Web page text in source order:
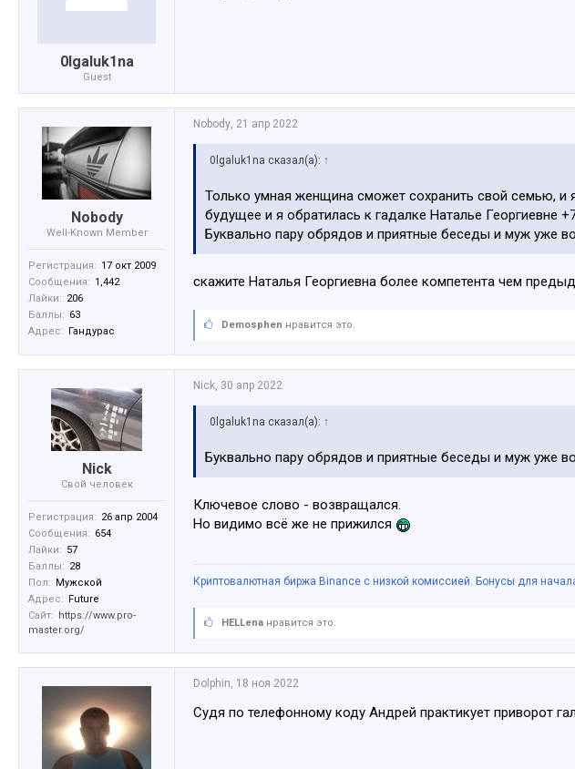
0lgaluk1na
Guest
Nobody
Well-Known Member
Регистрация: 17 окт 2009
Сообщения: 1,442
Лайки: 206
Баллы: 63
Адрес:
Гандурас
Nobody, 21 апр 2022
0lgaluk1na сказал(а): ↑
Только умная женщина сможет сохранить свой семью, и
будущее и я обратилась к гадалке Наталье Георгиевне
Буквально пару обрядов и приятные беседы и муж уже
скажите Наталья Георгиевна более компетента чем
Demosphen нравится это.
Nick
Свой человек
Регистрация: 26 апр 2004
Сообщения: 654
Лайки: 57
Баллы: 28
Пол:
Мужской
Адрес:
Future
Сайт:
https://www.pro-
master.org/
Nick, 30 апр 2022
0lgaluk1na сказал(а): ↑
Буквально пару обрядов и приятные беседы и муж уже
Ключевое слово - возвращался.
Но видимо всё же не прижился
Криптовалютная биржа Binance с низкой комиссией. Бонусы для
HELLena нравится это.
Dolphin, 18 ноя 2022
Судя по телефонному коду Андрей практикует приворот